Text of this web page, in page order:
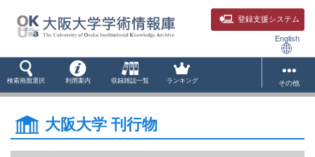
登録支援システム
English
検索画面選択 利用案内 収録雑誌一覧 ランキング その他
大阪大学 刊行物